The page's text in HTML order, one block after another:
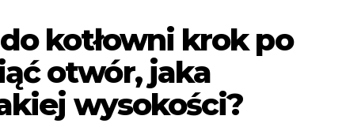
kotłowni krok po
otwór, jaka
wysokości?